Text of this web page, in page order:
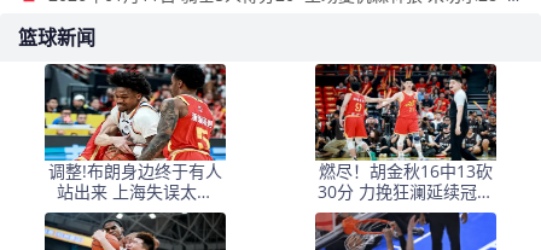
篮球新闻
调整!布朗身边终于有人
站出来 上海失误太多
+犯规困扰
燃尽！胡金秋16中13砍
30分 力挽狂澜延续冠军
悬念